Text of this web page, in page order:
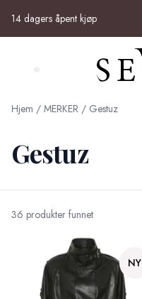
14 dagers åpent kjøp
Search (⌘K)
Hjem / MERKER / Gestuz
Gestuz
36 produkter funnet
NY